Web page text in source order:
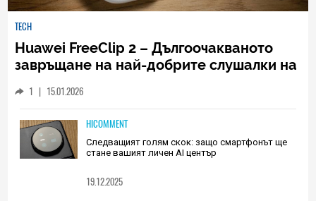
TECH
Huawei FreeClip 2 – Дългоочакваното
завръщане на най-добрите слушалки на
1 | 15.01.2026
HICOMMENT
Следващият голям скок: защо смартфонът ще
стане вашият личен AI център
19.12.2025